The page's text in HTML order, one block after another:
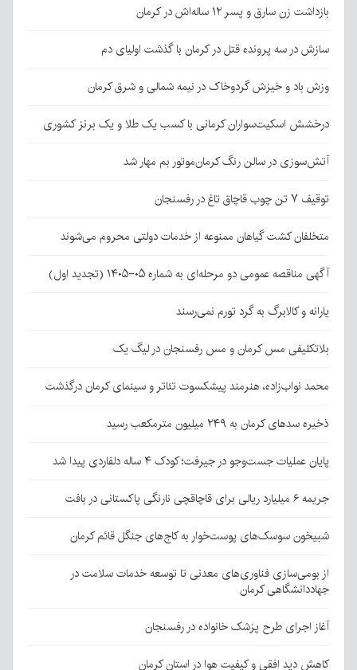
بازداشت زن سارق و پسر ۱۲ ساله‌اش در کرمان
سازش در سه پرونده قتل در کرمان با گذشت اولیای دم
وزش باد و خیزش گردوخاک در نیمه شمالی و شرق کرمان
درخشش اسکیت‌سواران کرمانی با کسب یک طلا و یک برنز کشوری
آتش‌سوزی در سالن رنگ کرمان‌موتور بم مهار شد
توقیف ۷ تن چوب قاچاق تاغ در رفسنجان
متخلفان کشت گیاهان ممنوعه از خدمات دولتی محروم می‌شوند
آگهی مناقصه عمومی دو مرحله‌ای به شماره ۰۵-۱۴۰۵ (تجدید اول)
یارانه و کالابرگ به گرد تورم نمی‌رسند
بلاتکلیفی مس کرمان و مس رفسنجان در لیگ یک
محمد نواب‌زاده، هنرمند پیشکسوت تئاتر و سینمای کرمان درگذشت
ذخیره سدهای کرمان به ۲۴۹ میلیون مترمکعب رسید
پایان عملیات جست‌وجو در جیرفت؛ کودک ۴ ساله دلفاردی پیدا شد
جریمه ۶ میلیارد ریالی برای قاچاقچی نارنگی پاکستانی در بافت
شبیخون سوسک‌های پوست‌خوار به کاج‌های جنگل قائم کرمان
از بومی‌سازی فناوری‌های معدنی تا توسعه خدمات سلامت در
جهاددانشگاهی کرمان
آغاز اجرای طرح پزشک خانواده در رفسنجان
کاهش دید افقی و کیفیت هوا در استان کرمان